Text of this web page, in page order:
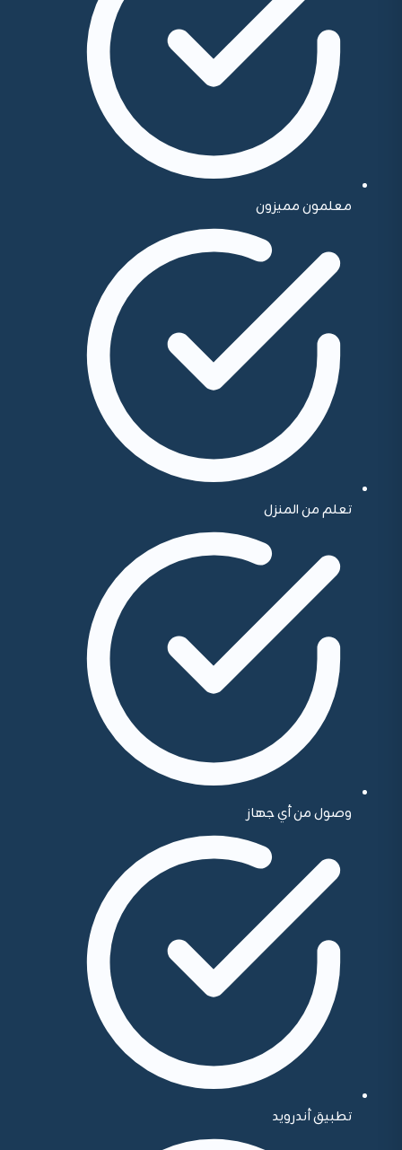
معلمون مميزون
تعلم من المنزل
وصول من أي جهاز
تطبيق أندرويد